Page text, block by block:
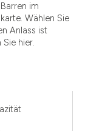
im
Wählen Sie
Anlass ist
hier.